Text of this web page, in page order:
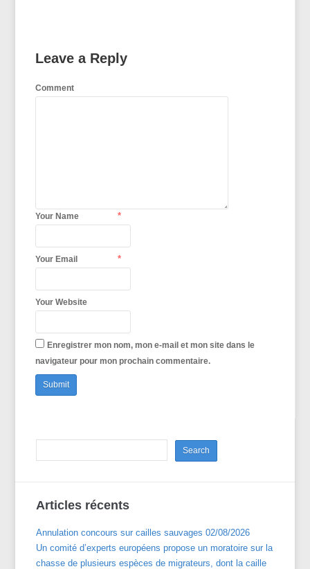
Leave a Reply
Comment
Your Name *
Your Email *
Your Website
Enregistrer mon nom, mon e-mail et mon site dans le
navigateur pour mon prochain commentaire.
Articles récents
Annulation concours sur cailles sauvages 02/08/2026
Un comité d’experts européens propose un moratoire sur la
chasse de plusieurs espèces de migrateurs, dont la caille